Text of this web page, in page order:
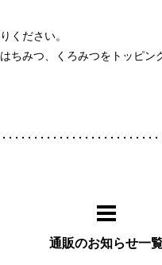
ください。
ちみつ、くろみつをトッピン
通販のお知らせ一